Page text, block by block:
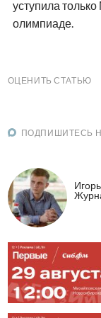
уступила
олимпиаде.
ОЦЕНИТЬ СТАТЬЮ
ПОДПИШИТЕСЬ